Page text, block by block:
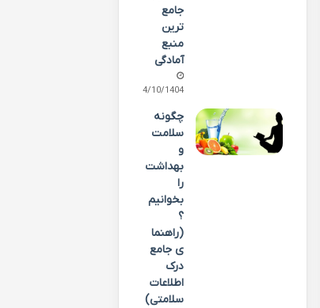
جامع
ترین
منبع
آمادگی
14/10/1404
چگونه
سلامت
و
بهداشت
را
بخوانیم
؟
(راهنما
ی جامع
درک
اطلاعات
سلامتی)